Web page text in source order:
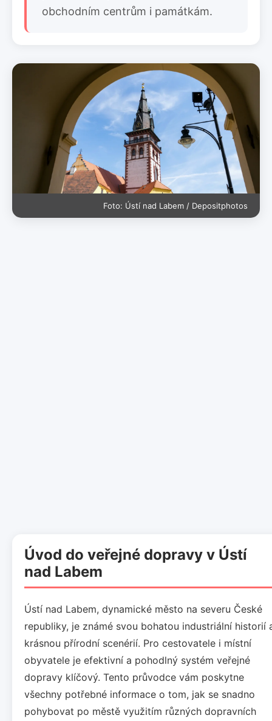
obchodním centrům i památkám.
Foto: Ústí nad Labem / Depositphotos
Úvod do veřejné dopravy v Ústí
nad Labem
Ústí nad Labem, dynamické město na severu České
republiky, je známé svou bohatou industriální historií
krásnou přírodní scenérií. Pro cestovatele i místní
obyvatele je efektivní a pohodlný systém veřejné
dopravy klíčový. Tento průvodce vám poskytne
všechny potřebné informace o tom, jak se snadno
pohybovat po městě využitím různých dopravních